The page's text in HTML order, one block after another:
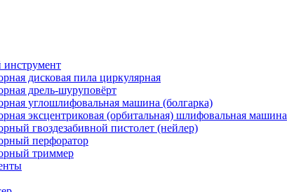
дисковая пила циркулярная
дрель-шуруповёрт
углошлифовальная машина (болгарка)
эксцентриковая (орбитальная) шлифовальная машина
гвоздезабивной пистолет (нейлер)
перфоратор
триммер